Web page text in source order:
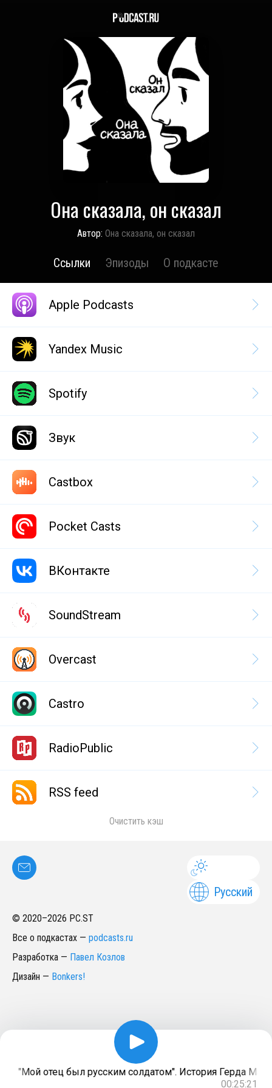
Она сказала, он сказал
Автор: Она сказала, он сказал
Ссылки Эпизоды О подкасте
Apple Podcasts
Yandex Music
Spotify
Звук
Castbox
Pocket Casts
ВКонтакте
SoundStream
Overcast
Castro
RadioPublic
RSS feed
Очистить кэш
Русский
© 2020–2026 PC.ST
Все о подкастах — podcasts.ru
Разработка — Павел Козлов
Дизайн — Bonkers!
"Мой отец был русским солдатом". История Герда
00:25:21